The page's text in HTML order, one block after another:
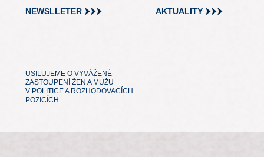
NEWSLLETER AKTUALITY
USILUJEME O VYVÁŽENÉ
ZASTOUPENÍ ŽEN A MUŽU
V POLITICE A ROZHODOVACÍCH
POZICÍCH.